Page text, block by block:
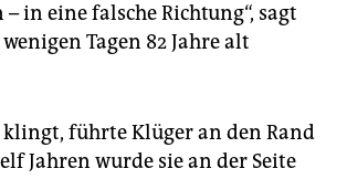
in eine falsche Richtung“, sagt
Tagen 82 Jahre alt
klingt, führte Klüger an den Rand
Jahren wurde sie an der Seite